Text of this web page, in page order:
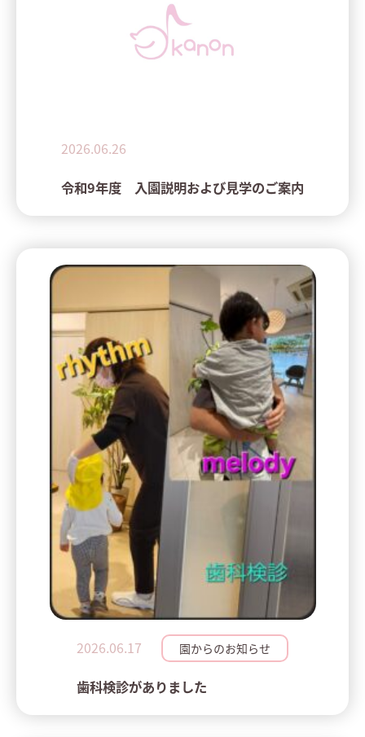
2026.06.26
令和9年度 入園説明および見学のご案内
2026.06.17 園からのお知らせ
歯科検診がありました